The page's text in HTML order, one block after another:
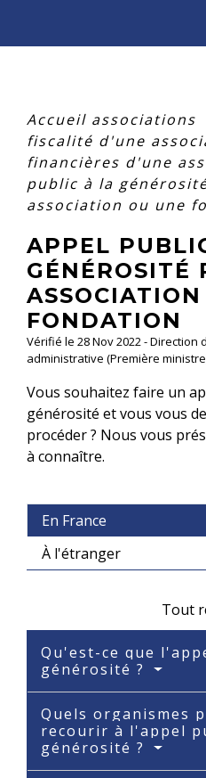
Accueil associations
fiscalité d'une
financières d'une
public à la
association ou une
APPEL
GÉNÉROSITÉ
FONDATION
Vérifié le 28 Nov 2022 -
administrative (Première
Vous souhaitez faire un
générosité et vous vous
procéder ? Nous vous
à connaître.
En France
À l'étranger
Tout
Qu'est-ce que
générosité ?
Quels organismes
recourir à l'appel
générosité ?